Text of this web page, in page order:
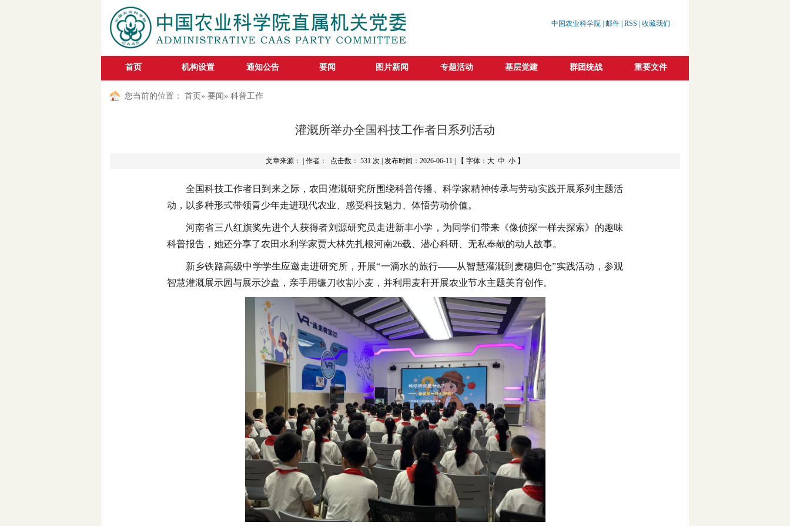
中国农业科学院 邮件 RSS 收藏我们
首页 机构设置 通知公告 要闻 图片新闻 专题活动 基层党建 群团统战 重要文件
您当前的位置： 首页 » 要闻 » 科普工作
灌溉所举办全国科技工作者日系列活动
文章来源： | 作者： 点击数： 531 次 | 发布时间：2026-06-11 | 【 字体： 大 中 小 】
全国科技工作者日到来之际，农田灌溉研究所围绕科普传播、科学家精神传承与劳动实践开展系列主题活
动，以多种形式带领青少年走进现代农业、感受科技魅力、体悟劳动价值。
河南省三八红旗奖先进个人获得者刘源研究员走进新丰小学，为同学们带来《像侦探一样去探索》的趣味
科普报告，她还分享了农田水利学家贾大林先扎根河南26载、潜心科研、无私奉献的动人故事。
新乡铁路高级中学学生应邀走进研究所，开展“一滴水的旅行——从智慧灌溉到麦穗归仓”实践活动，参观
智慧灌溉展示园与展示沙盘，亲手用镰刀收割小麦，并利用麦秆开展农业节水主题美育创作。